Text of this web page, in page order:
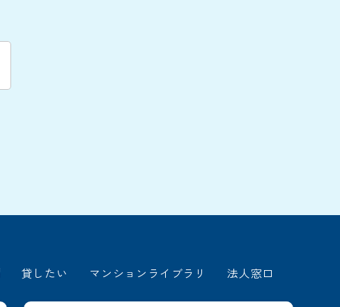
貸したい マンションライブラリ 法人窓口